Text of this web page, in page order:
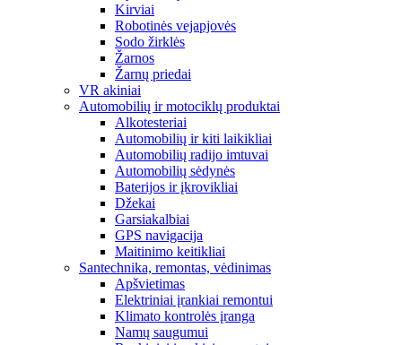
Kirviai
Robotinės vejapjovės
Sodo žirklės
Žarnos
Žarnų priedai
VR akiniai
Automobilių ir motociklų produktai
Alkotesteriai
Automobilių ir kiti laikikliai
Automobilių radijo imtuvai
Automobilių sėdynės
Baterijos ir įkrovikliai
Džekai
Garsiakalbiai
GPS navigacija
Maitinimo keitikliai
Santechnika, remontas, vėdinimas
Apšvietimas
Elektriniai įrankiai remontui
Klimato kontrolės įranga
Namų saugumui